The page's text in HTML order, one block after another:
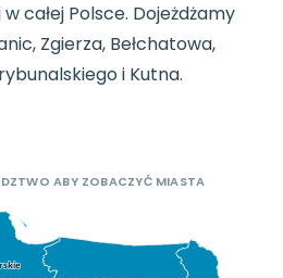
w całej Polsce. Dojeżdżamy
Zgierza, Bełchatowa,
i Kutna.
ABY ZOBACZYĆ MIASTA